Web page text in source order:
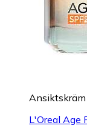
Ansiktskräm
L'Oreal Age